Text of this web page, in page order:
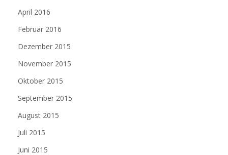
April 2016
Februar 2016
Dezember 2015
November 2015
Oktober 2015
September 2015
August 2015
Juli 2015
Juni 2015